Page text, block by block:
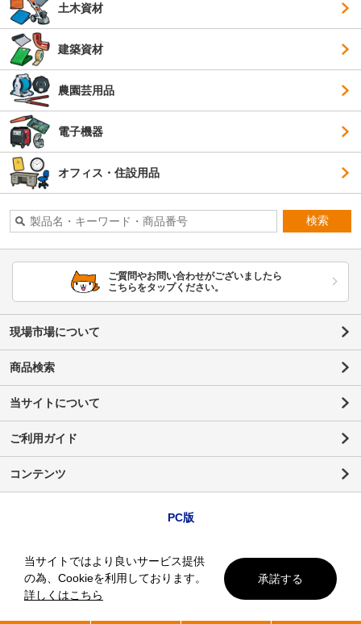
土木資材
建築資材
農園芸用品
電子機器
オフィス・住設用品
検索
ご質問やお問い合わせがございましたら
こちらをタップください。
現場市場について
商品検索
当サイトについて
ご利用ガイド
コンテンツ
PC版
当サイトではより良いサービス提供
の為、Cookieを利用しております。
詳しくはこちら
承諾する